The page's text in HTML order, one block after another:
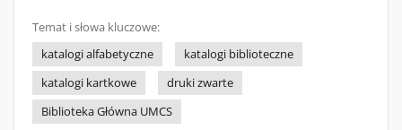
Temat i słowa kluczowe:
katalogi alfabetyczne
katalogi biblioteczne
katalogi kartkowe
druki zwarte
Biblioteka Główna UMCS